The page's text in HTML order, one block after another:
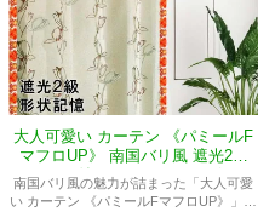
大人可愛い カーテン 《パミールF
マフロUP》 南国バリ風 遮光2級
バランス付きフラット アイボリー
色 サイアムチューリップ柄
南国バリ風の魅力が詰まった「大人可愛
い カーテン 《パミールFマフロUP》」遮